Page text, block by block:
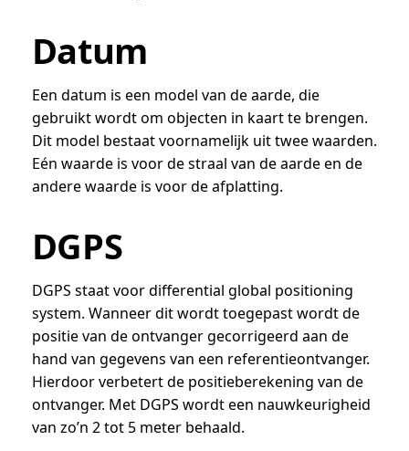
Datum
Een datum is een model van de aarde, die
gebruikt wordt om objecten in kaart te brengen.
Dit model bestaat voornamelijk uit twee waarden.
Eén waarde is voor de straal van de aarde en de
andere waarde is voor de afplatting.
DGPS
DGPS staat voor differential global positioning
system. Wanneer dit wordt toegepast wordt de
positie van de ontvanger gecorrigeerd aan de
hand van gegevens van een referentieontvanger.
Hierdoor verbetert de positieberekening van de
ontvanger. Met DGPS wordt een nauwkeurigheid
van zo’n 2 tot 5 meter behaald.